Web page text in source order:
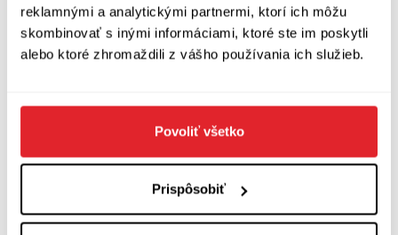
reklamnými a analytickými partnermi, ktorí ich môžu
skombinovať s inými informáciami, ktoré ste im poskytli
alebo ktoré zhromaždili z vášho používania ich služieb.
Povoliť všetko
Prispôsobiť
ho nájdete na https://www.artforum.sk.
záhadným názvom sa skrýva
pozoruhodná kniha Agathy Christie z roku
dobrodružný román so špionážnou